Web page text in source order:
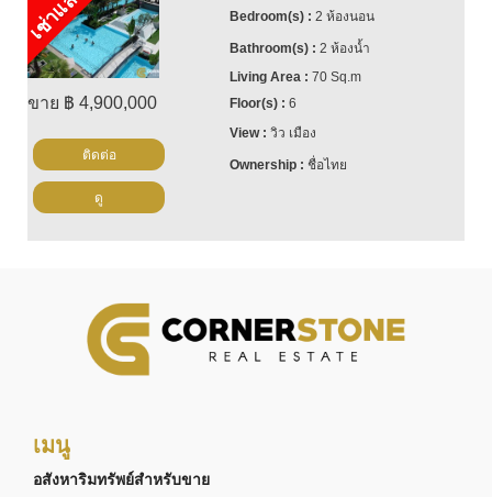
เช่าแล้ว
ขาย ฿ 4,900,000
2 ห้องนอน
2 ห้องน้ำ
70 Sq.m
6
วิว เมือง
ชื่อไทย
ติดต่อ
ดู
เมนู
อสังหาริมทรัพย์สำหรับขาย